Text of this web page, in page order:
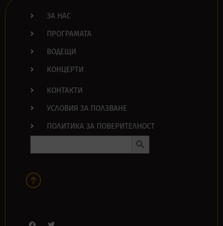
ЗА НАС
ПРОГРАМАТА
ВОДЕЩИ
КОНЦЕРТИ
КОНТАКТИ
УСЛОВИЯ ЗА ПОЛЗВАНЕ
ПОЛИТИКА ЗА ПОВЕРИТЕЛНОСТ
Search
Search Button